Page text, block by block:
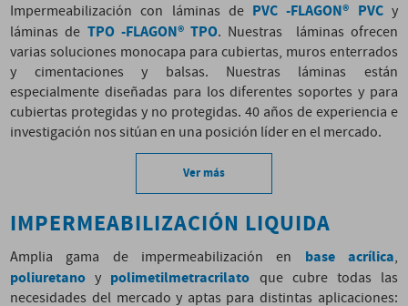
Impermeabilización con láminas de PVC -FLAGON® PVCy
láminas de TPO -FLAGON® TPO. Nuestras láminas ofrecen
varias soluciones monocapa para cubiertas, muros enterrados
y cimentaciones y balsas. Nuestras láminas están
especialmente diseñadas para los diferentes soportes y para
cubiertas protegidas y no protegidas. 40 años de experiencia e
investigación nos sitúan en una posición líder en el mercado.
Ver más
IMPERMEABILIZACIÓN LIQUIDA
Amplia gama de impermeabilización en base acrílica,
poliuretano y polimetilmetracrilato que cubre todas las
necesidades del mercado y aptas para distintas aplicaciones: